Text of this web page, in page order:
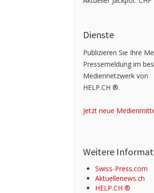
Dienste
Publizieren Sie Ihre
Pressemeldung im
Mediennetzwerk von
HELP.CH ®.
Jetzt neue
Weitere
Swiss-Press.com
Aktuellenews.ch
HELP.CH ®